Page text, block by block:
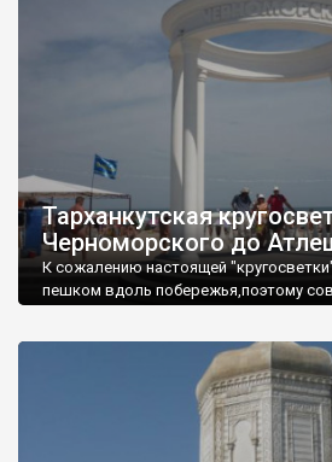
Тарханкутская
Черноморского до
К сожалению настоящей
пешком вдоль побережья,поэтому